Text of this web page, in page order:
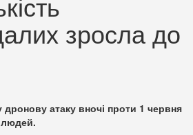
зросла до
атаку вночі проти 1 червня